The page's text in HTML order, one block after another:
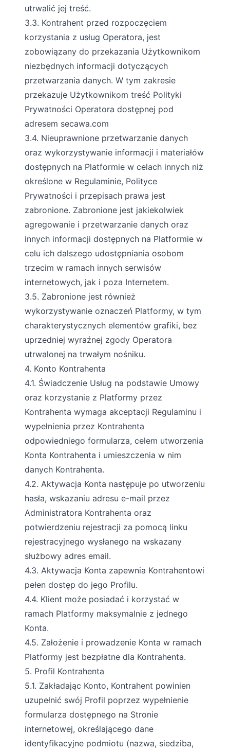
utrwalić jej treść.
3.3. Kontrahent przed rozpoczęciem
korzystania z usług Operatora, jest
zobowiązany do przekazania Użytkownikom
niezbędnych informacji dotyczących
przetwarzania danych. W tym zakresie
przekazuje Użytkownikom treść Polityki
Prywatności Operatora dostępnej pod
adresem secawa.com
3.4. Nieuprawnione przetwarzanie danych
oraz wykorzystywanie informacji i materiałów
dostępnych na Platformie w celach innych niż
określone w Regulaminie, Polityce
Prywatności i przepisach prawa jest
zabronione. Zabronione jest jakiekolwiek
agregowanie i przetwarzanie danych oraz
innych informacji dostępnych na Platformie w
celu ich dalszego udostępniania osobom
trzecim w ramach innych serwisów
internetowych, jak i poza Internetem.
3.5. Zabronione jest również
wykorzystywanie oznaczeń Platformy, w tym
charakterystycznych elementów grafiki, bez
uprzedniej wyraźnej zgody Operatora
utrwalonej na trwałym nośniku.
4. Konto Kontrahenta
4.1. Świadczenie Usług na podstawie Umowy
oraz korzystanie z Platformy przez
Kontrahenta wymaga akceptacji Regulaminu i
wypełnienia przez Kontrahenta
odpowiedniego formularza, celem utworzenia
Konta Kontrahenta i umieszczenia w nim
danych Kontrahenta.
4.2. Aktywacja Konta następuje po utworzeniu
hasła, wskazaniu adresu e-mail przez
Administratora Kontrahenta oraz
potwierdzeniu rejestracji za pomocą linku
rejestracyjnego wysłanego na wskazany
służbowy adres email.
4.3. Aktywacja Konta zapewnia Kontrahentowi
pełen dostęp do jego Profilu.
4.4. Klient może posiadać i korzystać w
ramach Platformy maksymalnie z jednego
Konta.
4.5. Założenie i prowadzenie Konta w ramach
Platformy jest bezpłatne dla Kontrahenta.
5. Profil Kontrahenta
5.1. Zakładając Konto, Kontrahent powinien
uzupełnić swój Profil poprzez wypełnienie
formularza dostępnego na Stronie
internetowej, określającego dane
identyfikacyjne podmiotu (nazwa, siedziba,